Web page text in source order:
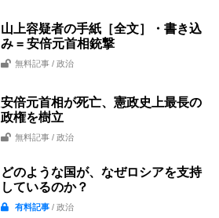
山上容疑者の手紙［全文］・書き込
み = 安倍元首相銃撃
無料記事 / 政治
安倍元首相が死亡、憲政史上最長の
政権を樹立
無料記事 / 政治
どのような国が、なぜロシアを支持
しているのか？
有料記事/ 政治